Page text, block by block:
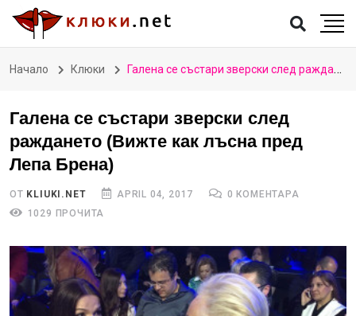
Начало Клюки Галена се състари зверски след раждането (Вижте как лъсна пред Лепа Брена)
Галена се състари зверски след
раждането (Вижте как лъсна пред
Лепа Брена)
ОТ KLIUKI.NET APRIL 04, 2017
0 КОМЕНТАРА
1029 ПРОЧИТА